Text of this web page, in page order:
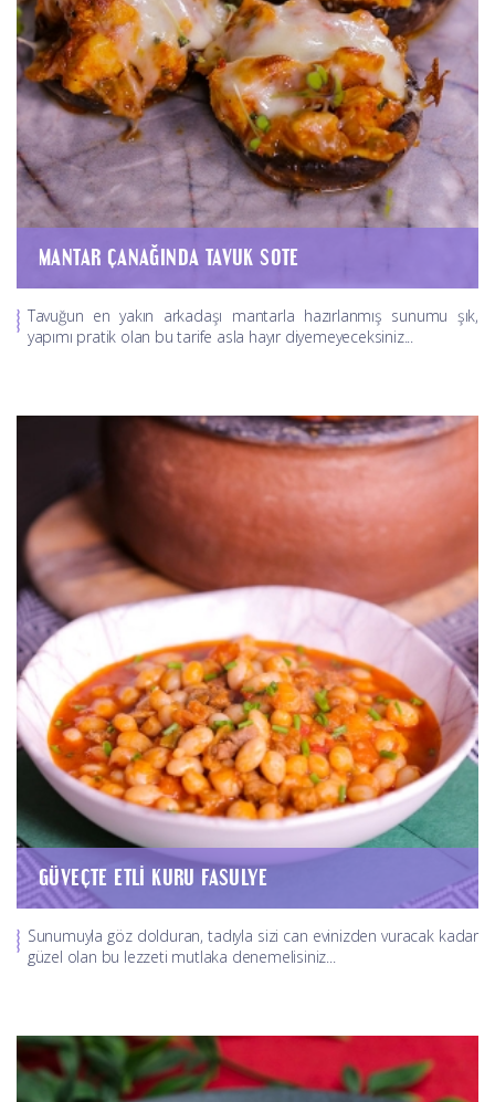
MANTAR ÇANAĞINDA TAVUK SOTE
Tavuğun en yakın arkadaşı mantarla hazırlanmış sunumu şık,
yapımı pratik olan bu tarife asla hayır diyemeyeceksiniz...
GÜVEÇTE ETLI KURU FASULYE
Sunumuyla göz dolduran, tadıyla sizi can evinizden vuracak kadar
güzel olan bu lezzeti mutlaka denemelisiniz...